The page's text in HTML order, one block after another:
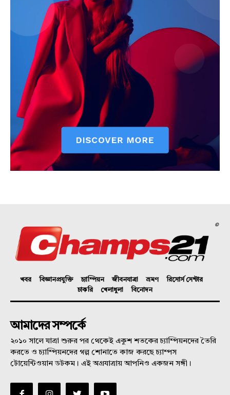
©
খবর বিজ্ঞানপ্রযুক্তি চ্যাম্পিয়ন জীবনযাত্রা ভ্রমণ
রিসোর্স সেন্টার
চাকরি
খেলাধুলা বিনোদন
আমাদের সম্পর্কে
২০১০ সালে যাত্রা শুরুর পর থেকেই একুশ শতকের চ্যাম্পিয়নদের তৈরি
করতে ও চ্যাম্পিয়নদের গল্প শোনাতে কাজ করছে চ্যাম্পস
টোয়েন্টিওয়ান ডটকম। এই অগ্রযাত্রায় আপনিও একজন সঙ্গী।